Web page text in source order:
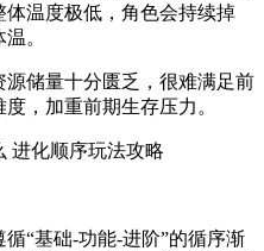
温度极低，角色会持续掉
。
储量十分匮乏，很难满足前
，加重前期生存压力。
“基础-功能-进阶”的循序渐